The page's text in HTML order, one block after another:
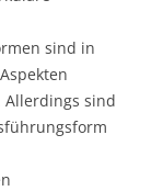
sind in
sind